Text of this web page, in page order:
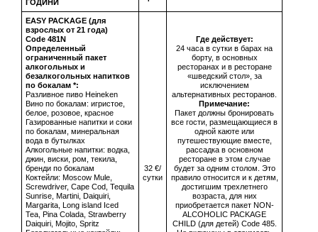
ГОДИНИ
EASY PACKAGE (для
взрослых от 21 года)
Сode 481N
Определенный
ограниченный пакет
алкогольных и
безалкогольных напитков
по бокалам *:
Разливное пиво Heineken
Вино по бокалам: игристое,
белое, розовое, красное
Газированные напитки и соки
по бокалам, минеральная
вода в бутылках
Алкогольные напитки: водка,
джин, виски, ром, текила,
бренди по бокалам
Коктейли: Moscow Mule,
Screwdriver, Cape Cod, Tequila
Sunrise, Martini, Daiquiri,
Margarita, Long island Iced
Tea, Pina Colada, Strawberry
Daiquiri, Mojito, Spritz
32 €/
сутки
Где действует:
24 часа в сутки в барах на
борту, в основных
ресторанах и в ресторане
«шведский стол», за
исключением
альтернативных ресторанов.
Примечание:
Пакет должны бронировать
все гости, размещающиеся в
одной каюте или
путешествующие вместе,
рассадка в основном
ресторане в этом случае
будет за одним столом. Это
правило относится и к детям,
достигшим трехлетнего
возраста, для них
приобретается пакет NON-
ALCOHOLIC PACKAGE
CHILD (для детей) Code 485.